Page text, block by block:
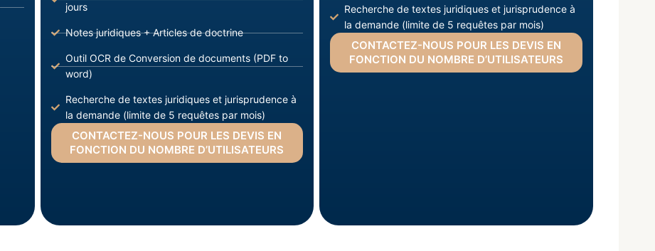
jours
Notes juridiques + Articles de doctrine
Outil OCR de Conversion de documents (PDF to
word)
Recherche de textes juridiques et jurisprudence à
la demande (limite de 5 requêtes par mois)
CONTACTEZ-NOUS POUR LES DEVIS EN
FONCTION DU NOMBRE D’UTILISATEURS
Recherche de textes juridiques et jurisprudence à
la demande (limite de 5 requêtes par mois)
CONTACTEZ-NOUS POUR LES DEVIS EN
FONCTION DU NOMBRE D’UTILISATEURS